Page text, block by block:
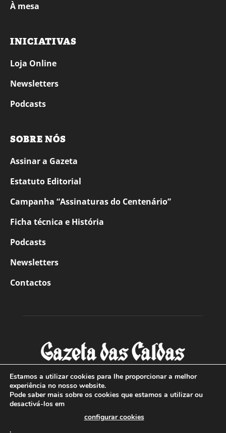
À mesa
INICIATIVAS
Loja Online
Newsletters
Podcasts
SOBRE NÓS
Assinar a Gazeta
Estatuto Editorial
Campanha “Assinaturas do Centenário”
Ficha técnica e História
Podcasts
Newsletters
Contactos
SOBRE NÓS
Com sede nas Caldas da Rainha e mais de 90 anos de
Estamos a utilizar cookies para lhe proporcionar a melhor
experiência no nosso website.
Pode saber mais sobre os cookies que estamos a utilizar ou
desactivá-los em
configurar cookies
.